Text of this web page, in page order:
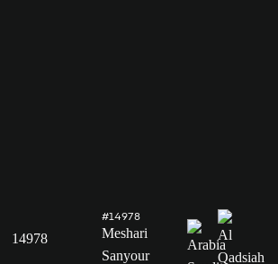
14978
#14978
Meshari
Sanyour